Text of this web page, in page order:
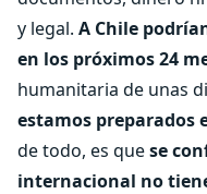
y legal. A Chile
en los próximos 24
humanitaria de unas
estamos preparados
de todo, es quese
internacional no